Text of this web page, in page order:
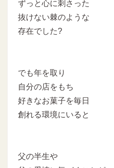
ずっと心に刺さった
抜けない棘のような
存在でした?
でも年を取り
自分の店をもち
好きなお菓子を毎日
創れる環境にいると
父の半生や